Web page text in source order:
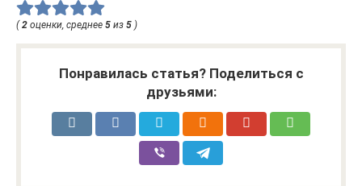
(2 оценки, среднее 5 из 5 )
Понравилась статья? Поделиться с
друзьями: